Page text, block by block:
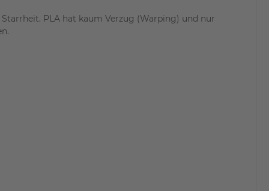
PLA hat kaum Verzug (Warping) und nur